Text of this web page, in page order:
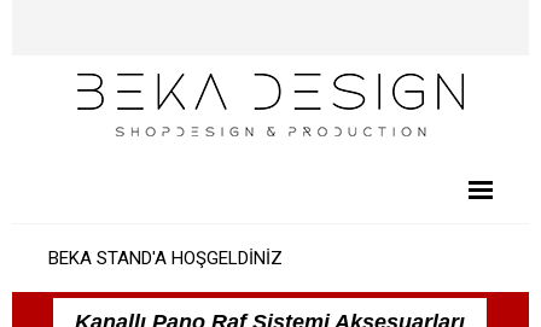
BEKA STAND'A HOŞGELDİNİZ
Kanallı Pano Raf Sistemi Aksesuarları